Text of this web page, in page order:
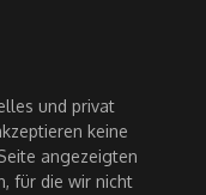
und privat
keine
angezeigten
für die wir nicht